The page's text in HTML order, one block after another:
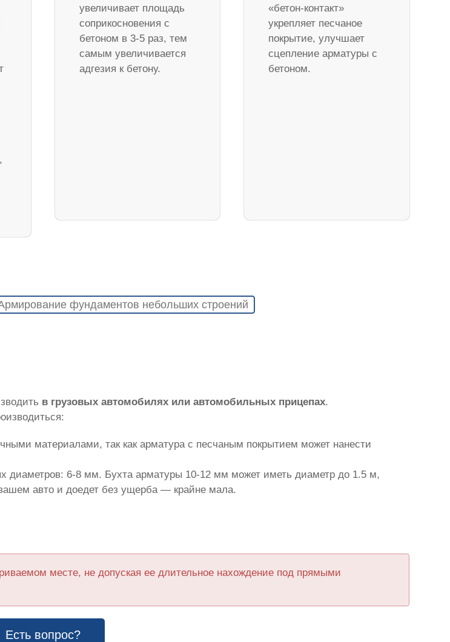
увеличивает площадь
соприкосновения с
бетоном в 3-5 раз, тем
самым увеличивается
адгезия к бетону.
«бетон-контакт»
укрепляет песчаное
покрытие, улучшает
сцепление арматуры с
бетоном.
фундаментов небольших строений
в грузовых автомобилях или автомобильных прицепах.
материалами, так как арматура с песчаным покрытием может нанести
диаметров: 6-8 мм. Бухта арматуры 10-12 мм может иметь диаметр до 1.5 м,
вашем авто и доедет без ущерба — крайне мала.
месте, не допуская ее длительное нахождение под прямыми
Есть вопрос?